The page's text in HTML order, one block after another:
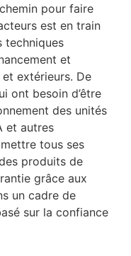
pour faire
est en train
techniques
et
et extérieurs. De
ont besoin d’être
des unités
et autres
tous ses
produits de
grâce aux
un cadre de
sur la confiance